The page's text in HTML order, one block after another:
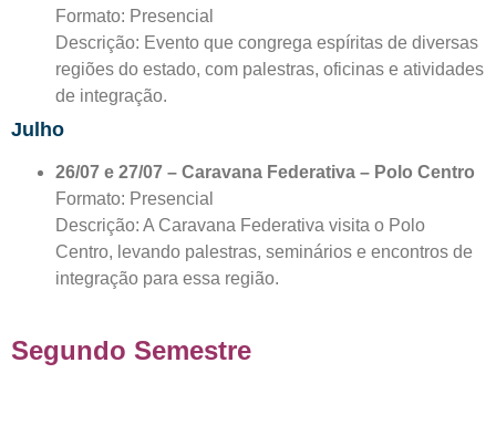
Formato: Presencial
Descrição: Evento que congrega espíritas de diversas
regiões do estado, com palestras, oficinas e atividades
de integração.
Julho
26/07 e 27/07 – Caravana Federativa – Polo Centro
Formato: Presencial
Descrição: A Caravana Federativa visita o Polo
Centro, levando palestras, seminários e encontros de
integração para essa região.
Segundo Semestre